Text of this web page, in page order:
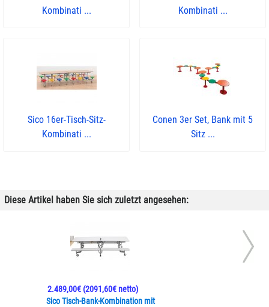
Kombinati ...
Kombinati ...
Sico 16er-Tisch-Sitz-
Kombinati ...
Conen 3er Set, Bank mit 5
Sitz ...
Diese Artikel haben Sie sich zuletzt angesehen:
Sico Tisch-Bank-Kombination mit
2.489,00€(2091,60€ netto)